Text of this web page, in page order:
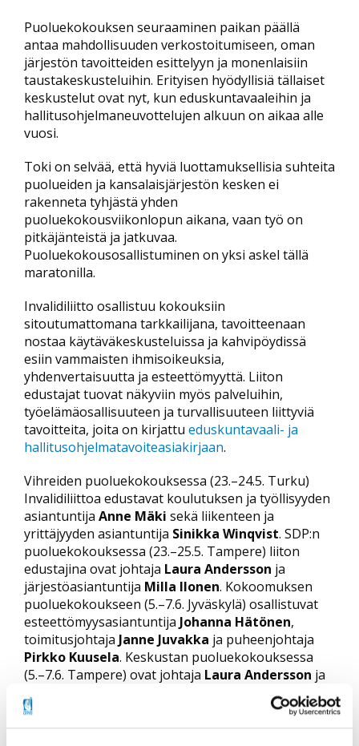
Puoluekokouksen seuraaminen paikan päällä
antaa mahdollisuuden verkostoitumiseen, oman
järjestön tavoitteiden esittelyyn ja monenlaisiin
taustakeskusteluihin. Erityisen hyödyllisiä tällaiset
keskustelut ovat nyt, kun eduskuntavaaleihin ja
hallitusohjelmaneuvottelujen alkuun on aikaa alle
vuosi.
Toki on selvää, että hyviä luottamuksellisia suhteita
puolueiden ja kansalaisjärjestön kesken ei
rakenneta tyhjästä yhden
puoluekokousviikonlopun aikana, vaan työ on
pitkäjänteistä ja jatkuvaa.
Puoluekokousosallistuminen on yksi askel tällä
maratonilla.
Invalidiliitto osallistuu kokouksiin
sitoutumattomana tarkkailijana, tavoitteenaan
nostaa käytäväkeskusteluissa ja kahvipöydissä
esiin vammaisten ihmisoikeuksia,
yhdenvertaisuutta ja esteettömyyttä. Liiton
edustajat tuovat näkyviin myös palveluihin,
työelämäosallisuuteen ja turvallisuuteen liittyviä
tavoitteita, joita on kirjattu eduskuntavaali- ja
hallitusohjelmatavoiteasiakirjaan.
Vihreiden puoluekokouksessa (23.–24.5. Turku)
Invalidiliittoa edustavat koulutuksen ja työllisyyden
asiantuntija Anne Mäki sekä liikenteen ja
yrittäjyyden asiantuntija Sinikka Winqvist. SDP:n
puoluekokouksessa (23.–25.5. Tampere) liiton
edustajina ovat johtaja Laura Andersson ja
järjestöasiantuntija Milla Ilonen. Kokoomuksen
puoluekokoukseen (5.–7.6. Jyväskylä) osallistuvat
esteettömyysasiantuntija Johanna Hätönen,
toimitusjohtaja Janne Juvakka ja puheenjohtaja
Pirkko Kuusela. Keskustan puoluekokouksessa
(5.–7.6. Tampere) ovat johtaja Laura Andersson ja
juristi
puoluekokouksessa (6.–7.6. Vantaa) liittoa edustaa
sosiaali- ja terveyspoliittinen asiantuntijaYlva